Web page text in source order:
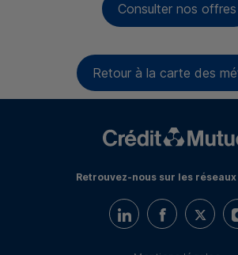
Consulter nos offres
Retour à la carte des
Retrouvez-nous sur les
Retrouvez-nous sur
Retrouvez-